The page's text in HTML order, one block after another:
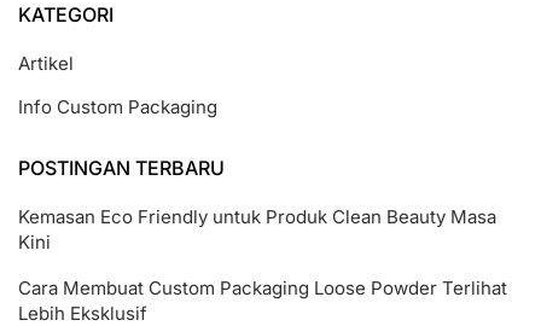
KATEGORI
Artikel
Info Custom Packaging
POSTINGAN TERBARU
Kemasan Eco Friendly untuk Produk Clean Beauty Masa
Kini
Cara Membuat Custom Packaging Loose Powder Terlihat
Lebih Eksklusif